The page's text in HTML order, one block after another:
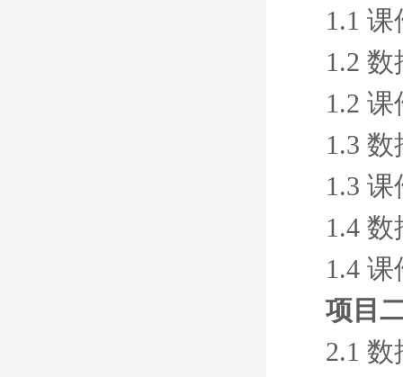
1.1 课
1.2
1.2 课
1.3
1.3 课
1.4
1.4 课
项目
2.1